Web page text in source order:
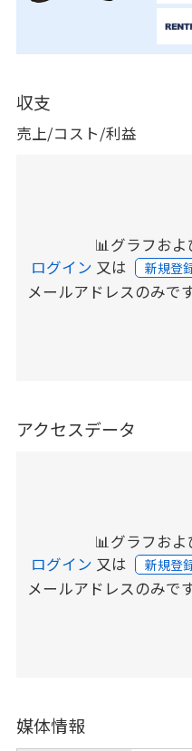
収支
売上/コスト/利益
📊グラフお
ログイン 又は 新規登
メールアドレスのみで
アクセスデータ
📊グラフお
ログイン 又は 新規登
メールアドレスのみで
媒体情報